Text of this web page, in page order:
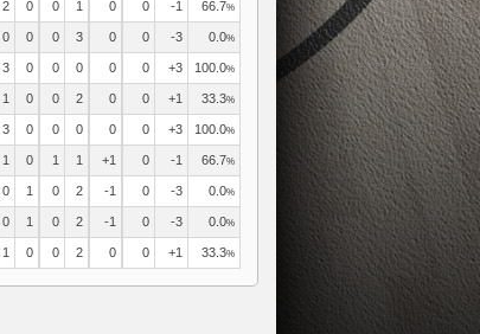
2 0 0 1 0 0 -1 66.7%
0 0 0 3 0 0 -3 0.0%
3 0 0 0 0 0 +3 100.0%
1 0 0 2 0 0 +1 33.3%
3 0 0 0 0 0 +3 100.0%
1 0 1 1 +1 0 -1 66.7%
0 1 0 2 -1 0 -3 0.0%
0 1 0 2 -1 0 -3 0.0%
1 0 0 2 0 0 +1 33.3%